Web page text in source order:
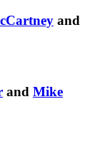
and
and Mike